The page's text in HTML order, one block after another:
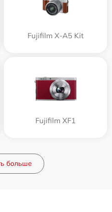
Fujifilm X-A5 Kit
Fujifilm XF1
больше